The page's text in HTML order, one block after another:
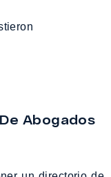
Abogados